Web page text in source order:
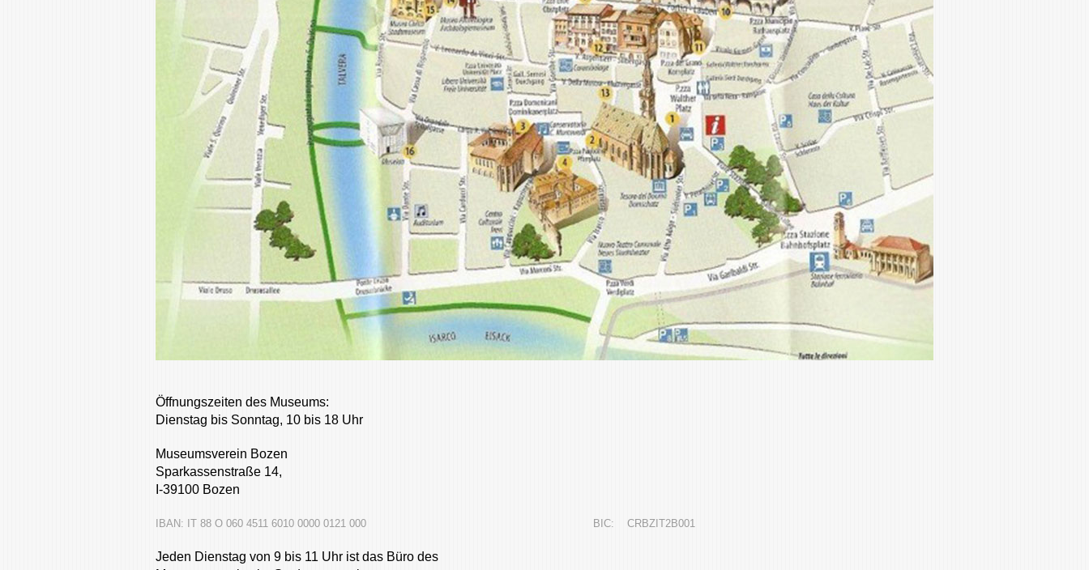
Öffnungszeiten des Museums:
Dienstag bis Sonntag, 10 bis 18 Uhr
Museumsverein Bozen
Sparkassenstraße 14,
I-39100 Bozen
IBAN: IT 88 O 060 4511 6010 0000 0121 000 BIC: CRBZIT2B001
Jeden Dienstag von 9 bis 11 Uhr ist das Büro des